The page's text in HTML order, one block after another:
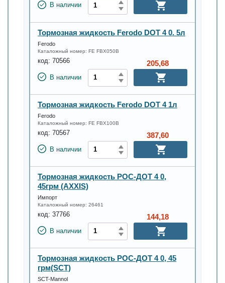
В наличии
Тормозная жидкость Ferodo DOT 4 0. 5л
Ferodo
Каталожный номер: FE FBX050B
код: 70566
В наличии
205,68
Тормозная жидкость Ferodo DOT 4 1л
Ferodo
Каталожный номер: FE FBX100B
код: 70567
В наличии
387,60
Тормозная жидкость РОС-ДОТ 4 0,
45грм (AXXIS)
Импорт
Каталожный номер: 26461
код: 37766
В наличии
144,18
Тормозная жидкость РОС-ДОТ 4 0, 45
грм(SCT)
SCT-Mannol